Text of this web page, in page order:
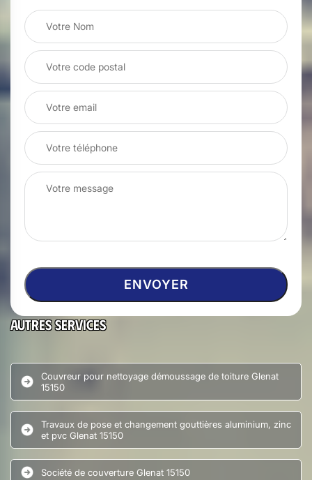
Autres services
Couvreur pour nettoyage démoussage de toiture Glenat
15150
Travaux de pose et changement gouttières aluminium, zinc
et pvc Glenat 15150
Société de couverture Glenat 15150